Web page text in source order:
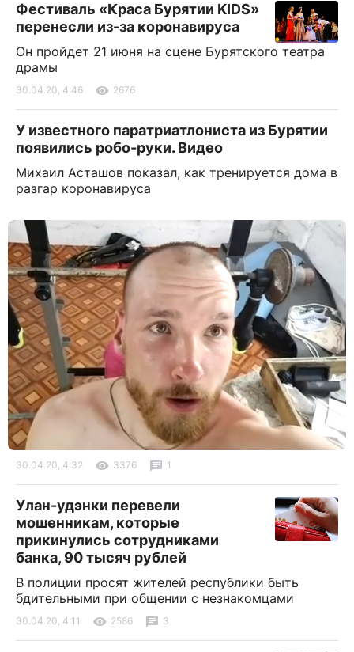
Фестиваль «Краса Бурятии KIDS»
перенесли из-за коронавируса
Он пройдет 21 июня на сцене Бурятского театра
драмы
30.04.20, 4:46 2676
У известного паратриатлониста из Бурятии
появились робо-руки. Видео
Михаил Асташов показал, как тренируется дома в
разгар коронавируса
30.04.20, 4:32 3376 1
Улан-удэнки перевели
мошенникам, которые
прикинулись сотрудниками
банка, 90 тысяч рублей
В полиции просят жителей республики быть
бдительными при общении с незнакомцами
30.04.20, 4:11 2586 3